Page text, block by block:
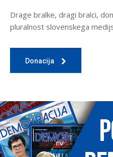
Drage bralke, dragi bralci,
pluralnost slovenskega
Donacija